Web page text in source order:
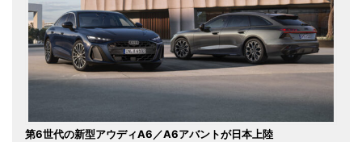
第6世代の新型アウディA6／A6アバントが日本上陸